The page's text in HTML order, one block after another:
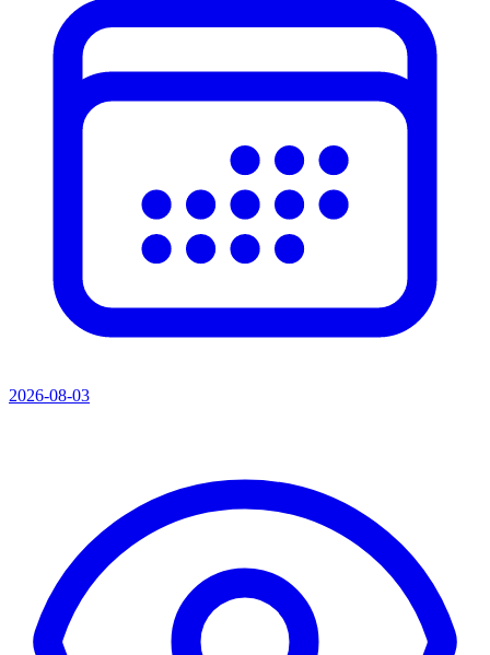
2026-08-03